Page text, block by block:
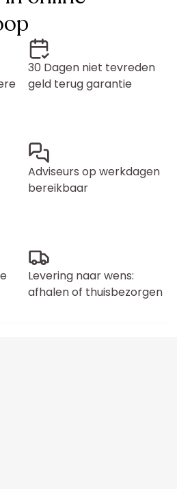
30 Dagen niet tevreden
geld terug garantie
Adviseurs op werkdagen
bereikbaar
Levering naar wens:
afhalen of thuisbezorgen